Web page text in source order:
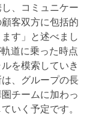
、コミュニケー
客双方に包括的
す」と述べまし
道に乗った時点
を模索していき
、グループの長
チームに加わっ
いく予定です。